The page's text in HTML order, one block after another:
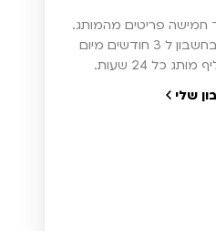
פריטים מהמותג.
המותג הנבחר ישמר בחשבון ל 3 חודשים מיום
כל 24 שעות.
שלי